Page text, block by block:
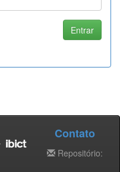
Contato
Repositório: